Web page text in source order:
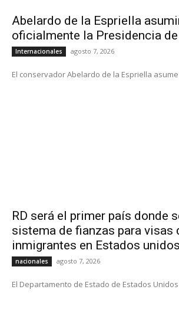
Abelardo de la Espriella
oficialmente la Presidencia
Internacionales agosto 7, 2026
El conservador Abelardo de la Espriella
RD será el primer país donde
sistema de fianzas para visas
inmigrantes en Estados unidos
nacionales agosto 7, 2026
El Departamento de Estado de Estados